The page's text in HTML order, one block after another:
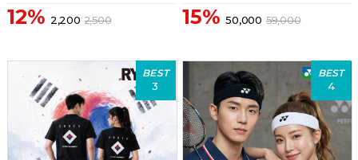
12% 2,200 2,500 15% 50,000 59,000
BEST
3
BEST
4